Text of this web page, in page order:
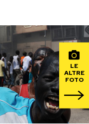
LE
ALTRE
FOTO